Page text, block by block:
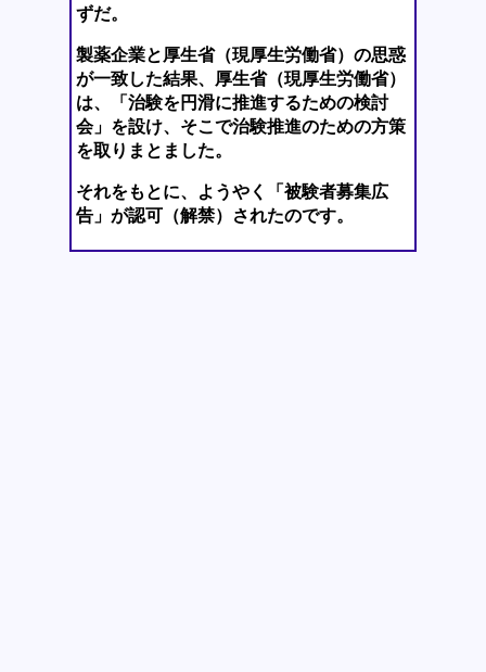
ずだ。
製薬企業と厚生省（現厚生労働省）の思惑
が一致した結果、厚生省（現厚生労働省）
は、「治験を円滑に推進するための検討
会」を設け、そこで治験推進のための方策
を取りまとました。
それをもとに、ようやく「被験者募集広
告」が認可（解禁）されたのです。